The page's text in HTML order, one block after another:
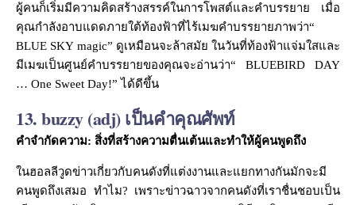
ผู้คนก็เริ่มมีความคิดสร้างสรรค์ในการโพสต์และคำบรรยาย เมื่อ
คุณกำลังอาบแดดภายใต้ท้องฟ้าที่ไร้เมฆคำบรรยายภาพว่า“
BLUE SKY magic” ดูเหมือนจะล้าสมัย ในวันที่ท้องฟ้าแจ่มใสและ
มีเมฆเป็นศูนย์คำบรรยายของคุณจะอ่านว่า“ BLUEBIRD DAY
… One Sweet Day!” ได้ดีขึ้น
13. buzzy (adj) เป็นคำคุณศัพท์
คำจำกัดความ: สิ่งที่สร้างความตื่นเต้นและทำให้ผู้คนพูดถึง
ในฮอลลีวูดข่าวเกี่ยวกับคนดังที่แต่งงานและแยกทางกันมักจะมี
คนพูดถึงเสมอ ทำไม? เพราะข่าวฉาวจากคนดังที่เราชื่นชอบเป็น